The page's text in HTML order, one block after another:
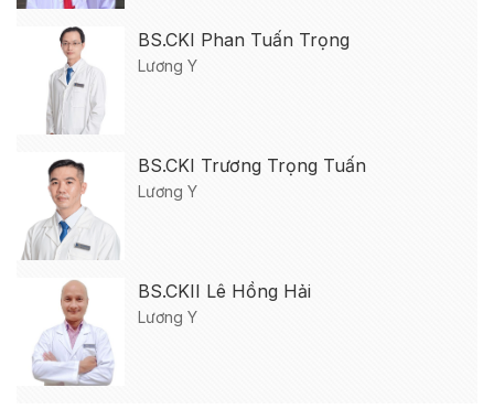
BS.CKI Phan Tuấn Trọng
Lương Y
BS.CKI Trương Trọng Tuấn
Lương Y
BS.CKII Lê Hồng Hải
Lương Y